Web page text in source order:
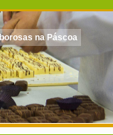
na Páscoa